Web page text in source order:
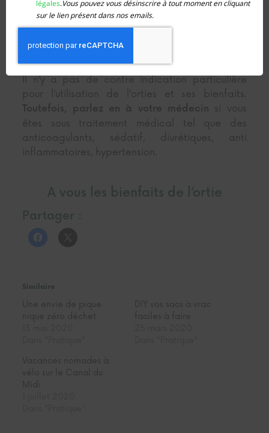
Récoltez
les têtes d’orties (3 à 4 feuilles en
partant du haut), faites lessécher
blender . Votre poudre est prête, stockez là
Il n’y a pas de contre indication particulière
pour l’utilisation de l’orties et ses bienfaits.
Toutefois, parlez en à votre médecin si vous
êtes sous traitement médical tel que des
anticoagulants, sédatif, diurétiques, anti
inflammatoires, hypertension.
Une envie de pique
nique zéro déchet
DIY vos sacs à vrac
faciles à faire
Vacances nomades à
vélo sur le Canal du
Midi
vous
inscrire
légales.Vous pouvez vous désinscrire à tout moment en cliquant
sur le lien présent dans nos emails.